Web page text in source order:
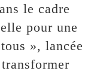
le cadre
pour une
», lancée